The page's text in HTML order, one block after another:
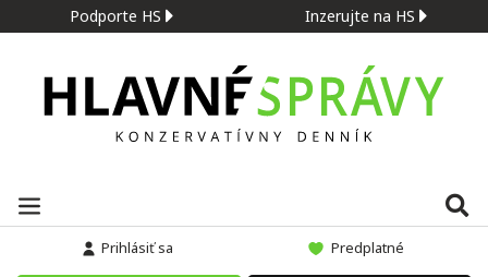
Podporte HS Inzerujte na HS
Prihlásiť sa Predplatné